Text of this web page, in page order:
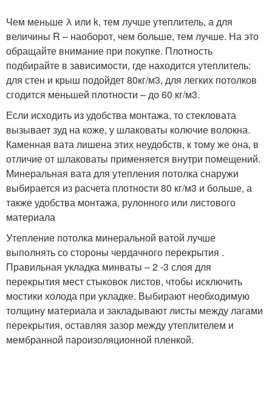
Чем меньше λ или k, тем лучше утеплитель, а для
величины R – наоборот, чем больше, тем лучше. На это
обращайте внимание при покупке. Плотность
подбирайте в зависимости, где находится утеплитель:
для стен и крыш подойдет 80кг/м3, для легких потолков
сгодится меньшей плотности – до 60 кг/м3.
Если исходить из удобства монтажа, то стекловата
вызывает зуд на коже, у шлаковаты колючие волокна.
Каменная вата лишена этих неудобств, к тому же она, в
отличие от шлаковаты применяется внутри помещений.
Минеральная вата для утепления потолка снаружи
выбирается из расчета плотности 80 кг/м3 и больше, а
также удобства монтажа, рулонного или листового
материала
Утепление потолка минеральной ватой лучше
выполнять со стороны чердачного перекрытия .
Правильная укладка минваты – 2 -3 слоя для
перекрытия мест стыковок листов, чтобы исключить
мостики холода при укладке. Выбирают необходимую
толщину материала и закладывают листы между лагами
перекрытия, оставляя зазор между утеплителем и
мембранной пароизоляционной пленкой.